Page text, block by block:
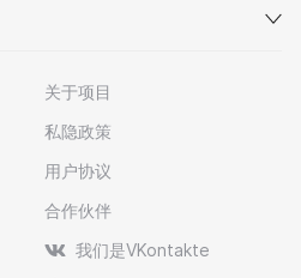
关于项目
私隐政策
用户协议
合作伙伴
我们是VKontakte